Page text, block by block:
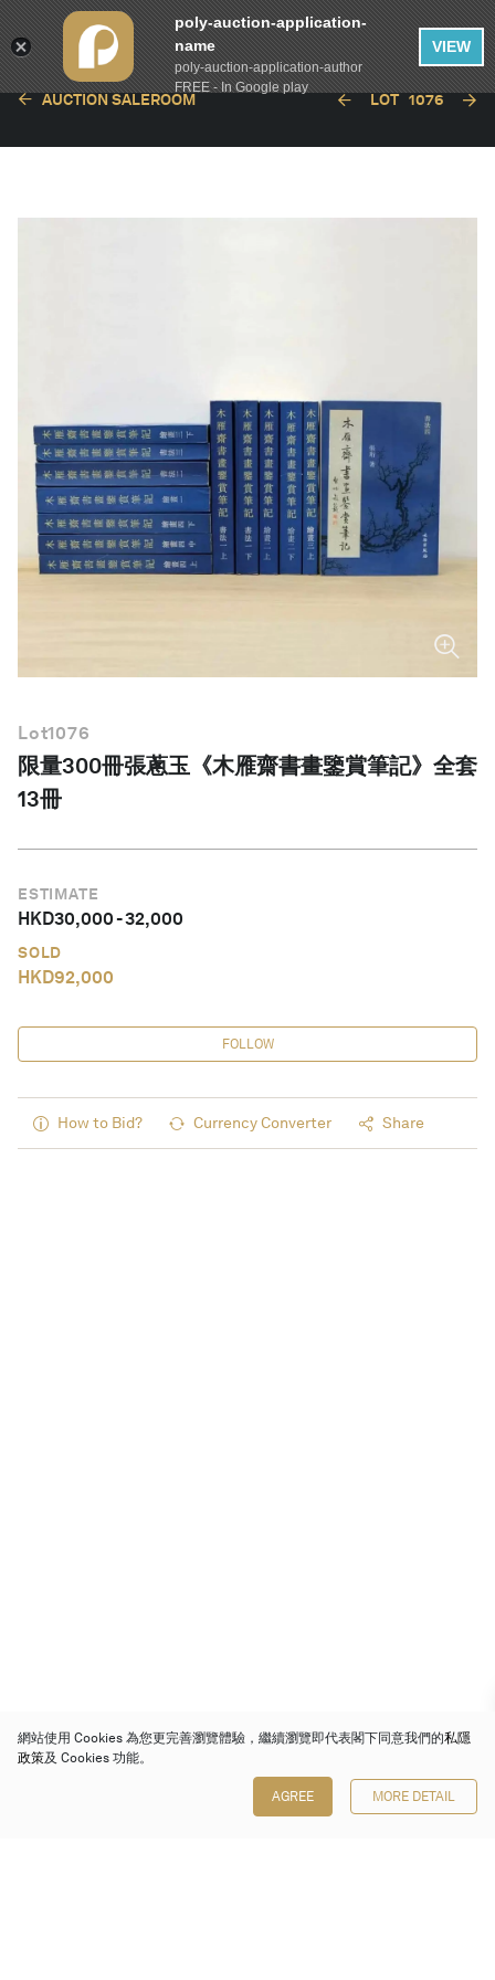
繁體中文
AUCTION SALEROOM LOT 1076
Lot1076
限量300冊張蔥玉《木雁齋書畫鑒賞筆記》全套
13冊
ESTIMATE
HKD30,000-32,000
SOLD
HKD92,000
FOLLOW
How to Bid? Currency Converter Share
網站使用 Cookies 為您更完善瀏覽體驗，繼續瀏覽即代表閣下同意我們的私隱
政策及 Cookies 功能。
AGREE MORE DETAIL
poly-auction-application-
name
poly-auction-application-author
FREE - In Google play
VIEW